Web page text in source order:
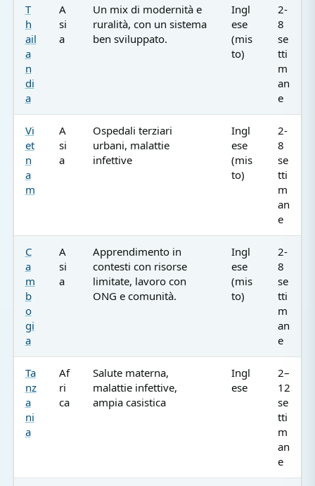
T
h
ail
a
n
di
a
A
si
a
Un mix di modernità e
ruralità, con un sistema
ben sviluppato.
Ingl
ese
(mis
to)
2-
8
se
tti
m
an
e
Vi
et
n
a
m
A
si
a
Ospedali terziari
urbani, malattie
infettive
Ingl
ese
(mis
to)
2-
8
se
tti
m
an
e
C
a
m
b
o
gi
a
A
si
a
Apprendimento in
contesti con risorse
limitate, lavoro con
ONG e comunità.
Ingl
ese
(mis
to)
2-
8
se
tti
m
an
e
Ta
nz
a
ni
a
Af
ri
ca
Salute materna,
malattie infettive,
ampia casistica
Ingl
ese
2–
12
se
tti
m
an
e